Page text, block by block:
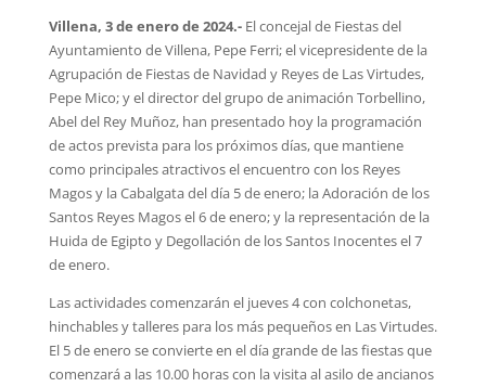
Villena, 3 de enero de 2024.- El concejal de Fiestas del
Ayuntamiento de Villena, Pepe Ferri; el vicepresidente de la
Agrupación de Fiestas de Navidad y Reyes de Las Virtudes,
Pepe Mico; y el director del grupo de animación Torbellino,
Abel del Rey Muñoz, han presentado hoy la programación
de actos prevista para los próximos días, que mantiene
como principales atractivos el encuentro con los Reyes
Magos y la Cabalgata del día 5 de enero; la Adoración de los
Santos Reyes Magos el 6 de enero; y la representación de la
Huida de Egipto y Degollación de los Santos Inocentes el 7
de enero.
Las actividades comenzarán el jueves 4 con colchonetas,
hinchables y talleres para los más pequeños en Las Virtudes.
El 5 de enero se convierte en el día grande de las fiestas que
comenzará a las 10.00 horas con la visita al asilo de ancianos